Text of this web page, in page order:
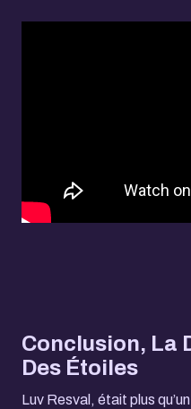
Conclusion, La
Des Étoiles
Luv Resval, était plus